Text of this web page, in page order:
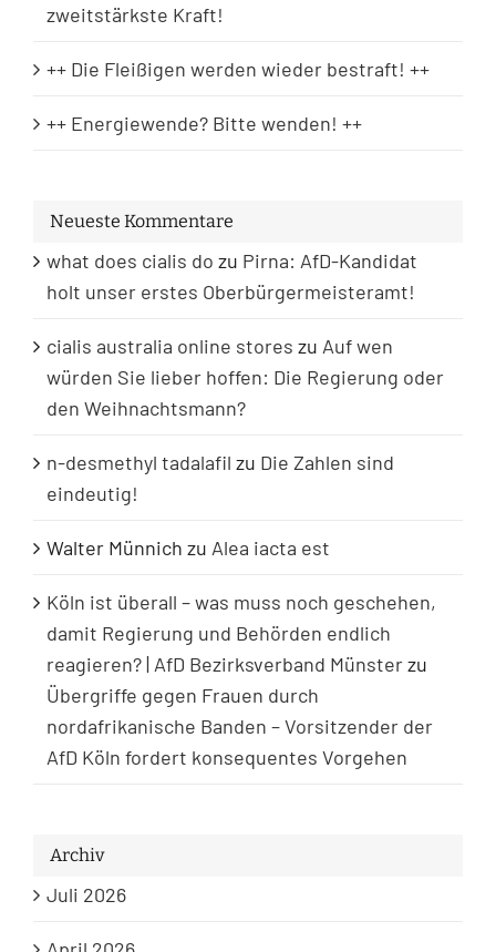
zweitstärkste Kraft!
++ Die Fleißigen werden wieder bestraft! ++
++ Energiewende? Bitte wenden! ++
Neueste Kommentare
what does cialis do zu Pirna: AfD-Kandidat
holt unser erstes Oberbürgermeisteramt!
cialis australia online stores zu Auf wen
würden Sie lieber hoffen: Die Regierung oder
den Weihnachtsmann?
n-desmethyl tadalafil zu Die Zahlen sind
eindeutig!
Walter Münnich zu Alea iacta est
Köln ist überall – was muss noch geschehen,
damit Regierung und Behörden endlich
reagieren? | AfD Bezirksverband Münsterzu
Übergriffe gegen Frauen durch
nordafrikanische Banden – Vorsitzender der
AfD Köln fordert konsequentes Vorgehen
Archiv
Juli 2026